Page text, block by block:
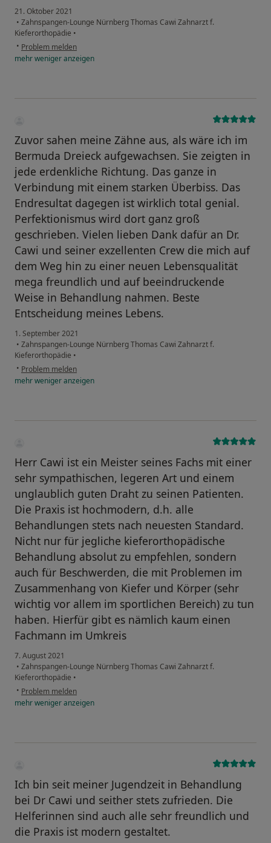
21. Oktober 2021
• Zahnspangen-Lounge Nürnberg Thomas Cawi Zahnarzt f.
Kieferorthopädie •
• Problem melden
mehrwenigeranzeigen
Zuvor sahen meine Zähne aus, als wäre ich im
Bermuda Dreieck aufgewachsen. Sie zeigten in
jede erdenkliche Richtung. Das ganze in
Verbindung mit einem starken Überbiss. Das
Endresultat dagegen ist wirklich total genial.
Perfektionismus wird dort ganz groß
geschrieben. Vielen lieben Dank dafür an Dr.
Cawi und seiner exzellenten Crew die mich auf
dem Weg hin zu einer neuen Lebensqualität
mega freundlich und auf beeindruckende
Weise in Behandlung nahmen. Beste
Entscheidung meines Lebens.
1. September 2021
• Zahnspangen-Lounge Nürnberg Thomas Cawi Zahnarzt f.
Kieferorthopädie •
• Problem melden
mehrwenigeranzeigen
Herr Cawi ist ein Meister seines Fachs mit einer
sehr sympathischen, legeren Art und einem
unglaublich guten Draht zu seinen Patienten.
Die Praxis ist hochmodern, d.h. alle
Behandlungen stets nach neuesten Standard.
Nicht nur für jegliche kieferorthopädische
Behandlung absolut zu empfehlen, sondern
auch für Beschwerden, die mit Problemen im
Zusammenhang von Kiefer und Körper (sehr
wichtig vor allem im sportlichen Bereich) zu tun
haben. Hierfür gibt es nämlich kaum einen
Fachmann im Umkreis
7. August 2021
• Zahnspangen-Lounge Nürnberg Thomas Cawi Zahnarzt f.
Kieferorthopädie •
• Problem melden
mehrwenigeranzeigen
Ich bin seit meiner Jugendzeit in Behandlung
bei Dr Cawi und seither stets zufrieden. Die
Helferinnen sind auch alle sehr freundlich und
die Praxis ist modern gestaltet.